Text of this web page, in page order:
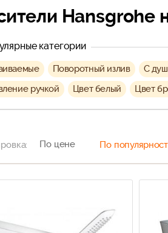
категории
Поворотный излив С
ручкой
Цвет белый Цвет
По цене По